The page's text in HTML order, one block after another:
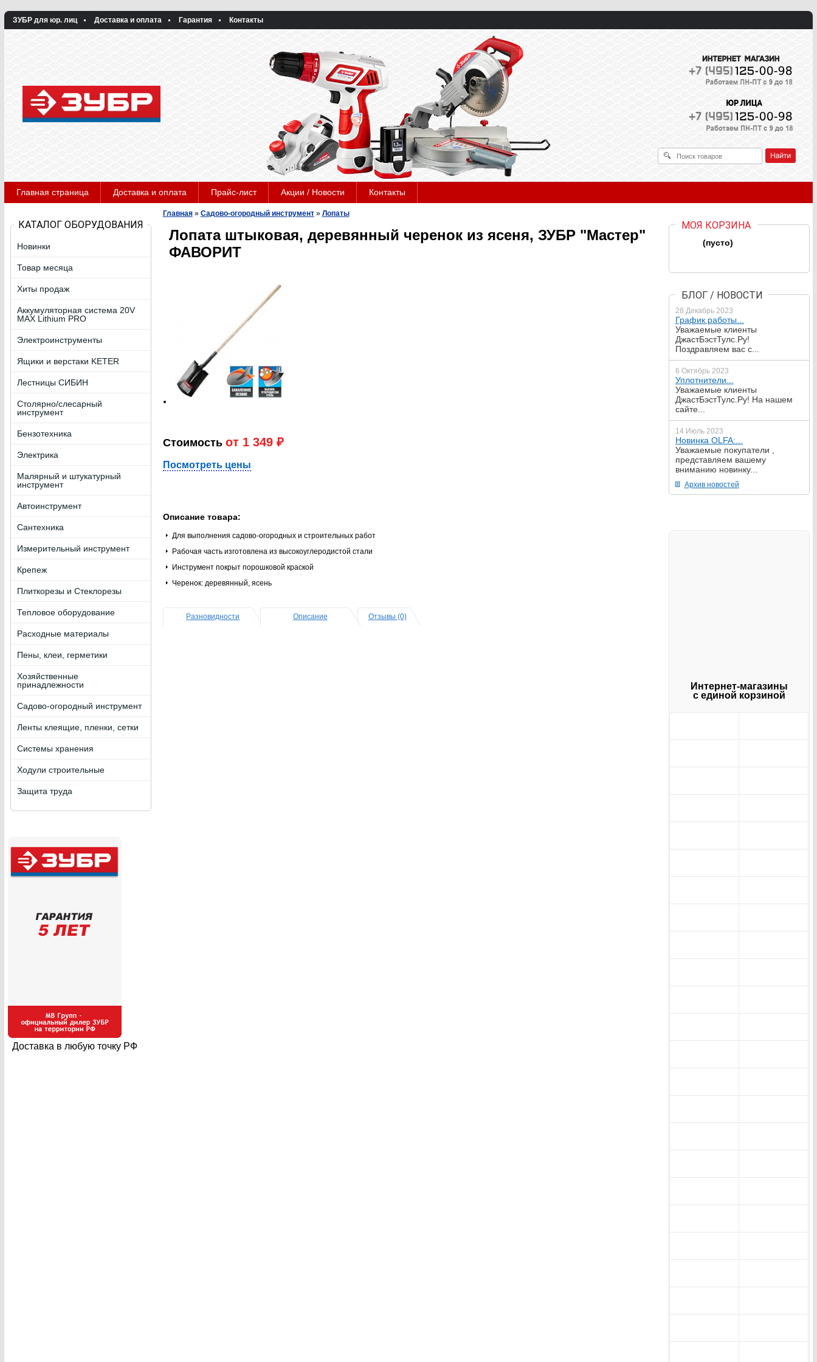
ЗУБР для юр. лиц Доставка и оплата Гарантия Контакты
Главная страница Доставка и оплата Прайс-лист Акции / Новости Контакты
КАТАЛОГ ОБОРУДОВАНИЯ
Новинки
Товар месяца
Хиты продаж
Аккумуляторная система 20V
MAX Lithium PRO
Электроинструменты
Ящики и верстаки KETER
Лестницы СИБИН
Столярно/слесарный
инструмент
Бензотехника
Электрика
Малярный и штукатурный
инструмент
Автоинструмент
Сантехника
Измерительный инструмент
Крепеж
Плиткорезы и Стеклорезы
Тепловое оборудование
Расходные материалы
Пены, клеи, герметики
Хозяйственные
принадлежности
Садово-огородный инструмент
Ленты клеящие, пленки, сетки
Системы хранения
Ходули строительные
Защита труда
Доставка в любую точку РФ
Главная» Садово-огородный инструмент» Лопаты
Лопата штыковая, деревянный черенок из ясеня, ЗУБР "Мастер"
ФАВОРИТ
Стоимость от 1 349 ₽
Посмотреть цены
Описание товара:
Для выполнения садово-огородных и строительных работ
Рабочая часть изготовлена из высокоуглеродистой стали
Инструмент покрыт порошковой краской
Черенок: деревянный, ясень
Разновидности Описание Отзывы (0)
МОЯ КОРЗИНА
(пусто)
БЛОГ / НОВОСТИ
28 Декабрь 2023
График работы...
Уважаемые клиенты
ДжастБэстТулс.Ру!
Поздравляем вас с...
6 Октябрь 2023
Уплотнители...
Уважаемые клиенты
ДжастБэстТулс.Ру! На нашем
сайте...
14 Июль 2023
Новинка OLFA:...
Уважаемые покупатели ,
представляем вашему
вниманию новинку...
Архив новостей
Интернет-магазины
с единой корзиной